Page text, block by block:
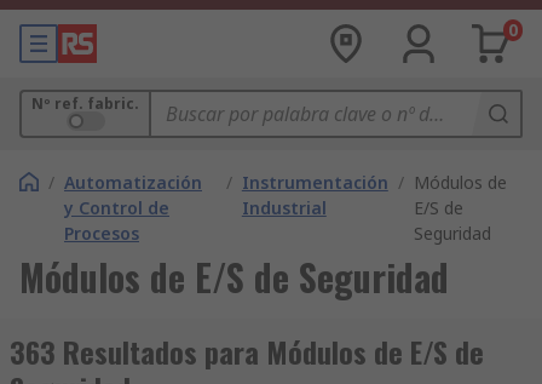
0
Nº ref. fabric.
/ Automatización
y Control de
Procesos
/ Instrumentación
Industrial
/ Módulos de
E/S de
Seguridad
Módulos de E/S de Seguridad
363 Resultados para Módulos de E/S de